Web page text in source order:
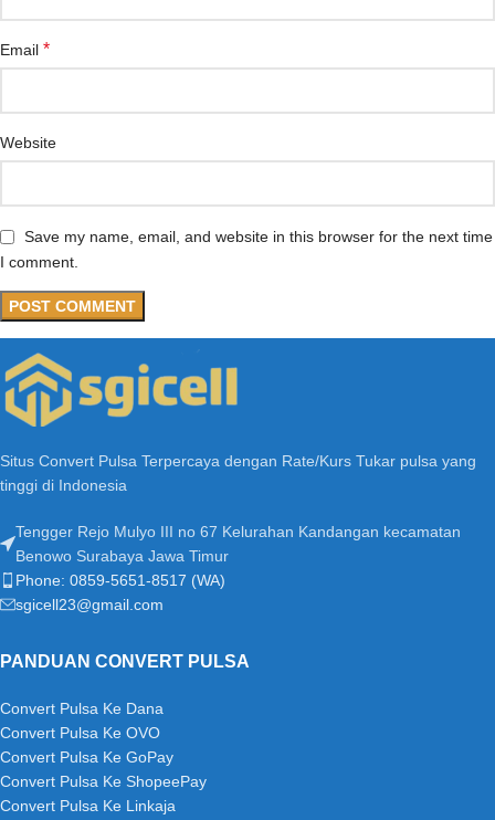
Email *
Website
Save my name, email, and website in this browser for the next time
I comment.
Situs Convert Pulsa Terpercaya dengan Rate/Kurs Tukar pulsa yang
tinggi di Indonesia
Tengger Rejo Mulyo III no 67 Kelurahan Kandangan kecamatan
Benowo Surabaya Jawa Timur
Phone: 0859-5651-8517 (WA)
sgicell23@gmail.com
PANDUAN CONVERT PULSA
Convert Pulsa Ke Dana
Convert Pulsa Ke OVO
Convert Pulsa Ke GoPay
Convert Pulsa Ke ShopeePay
Convert Pulsa Ke Linkaja